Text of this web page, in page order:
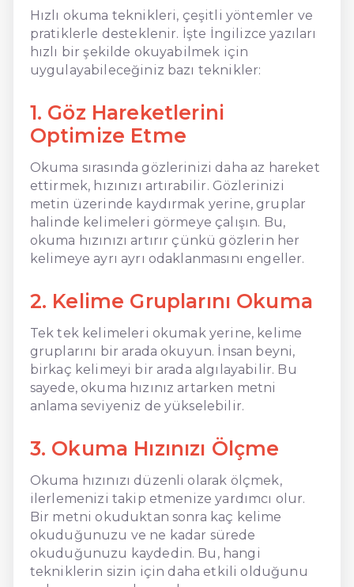
Hızlı okuma teknikleri, çeşitli yöntemler ve
pratiklerle desteklenir. İşte İngilizce yazıları
hızlı bir şekilde okuyabilmek için
uygulayabileceğiniz bazı teknikler:
1. Göz Hareketlerini
Optimize Etme
Okuma sırasında gözlerinizi daha az hareket
ettirmek, hızınızı artırabilir. Gözlerinizi
metin üzerinde kaydırmak yerine, gruplar
halinde kelimeleri görmeye çalışın. Bu,
okuma hızınızı artırır çünkü gözlerin her
kelimeye ayrı ayrı odaklanmasını engeller.
2. Kelime Gruplarını Okuma
Tek tek kelimeleri okumak yerine, kelime
gruplarını bir arada okuyun. İnsan beyni,
birkaç kelimeyi bir arada algılayabilir. Bu
sayede, okuma hızınız artarken metni
anlama seviyeniz de yükselebilir.
3. Okuma Hızınızı Ölçme
Okuma hızınızı düzenli olarak ölçmek,
ilerlemenizi takip etmenize yardımcı olur.
Bir metni okuduktan sonra kaç kelime
okuduğunuzu ve ne kadar sürede
okuduğunuzu kaydedin. Bu, hangi
tekniklerin sizin için daha etkili olduğunu